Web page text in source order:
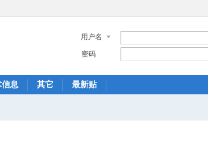
用户名
密码
息 其它 最新贴